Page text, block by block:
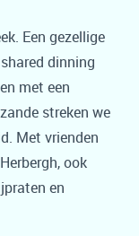
Een gezellige
dinning
met een
streken we
Met vrienden
ook
en